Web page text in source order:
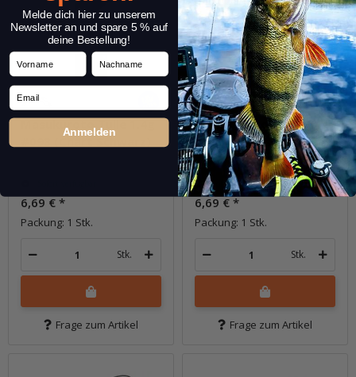
Masukuroto Tulle 1.4g
6,69 € *
Packung: 1 Stk.
Stk.
Frage zum Artikel
Masukuroto Tulle 1.4g
#100 (Release Gold)
Sofort verfügbar
6,69 € *
Packung: 1 Stk.
Stk.
Frage zum Artikel
Melde dich hier zu unserem
Newsletter an und spare 5 % auf
deine Bestellung!
Vorname Nachname
Email
Anmelden